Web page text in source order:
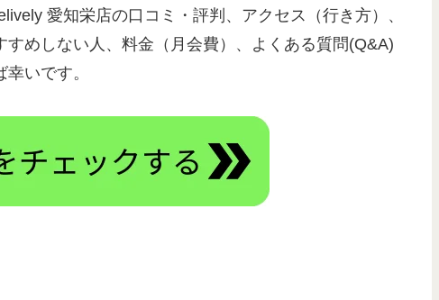
愛知栄店の口コミ・評判、アクセス（行き方）、
めしない人、料金（月会費）、よくある質問(Q&A)
いです。